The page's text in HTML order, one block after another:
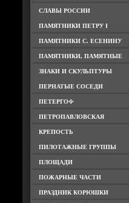
СЛАВЫ РОССИИ
ПАМЯТНИКИ ПЕТРУ I
ПАМЯТНИКИ С. ЕСЕНИНУ
ПАМЯТНИКИ, ПАМЯТНЫЕ
ЗНАКИ И СКУЛЬПТУРЫ
ПЕРНАТЫЕ СОСЕДИ
ПЕТЕРГОФ
ПЕТРОПАВЛОВСКАЯ
КРЕПОСТЬ
ПИЛОТАЖНЫЕ ГРУППЫ
ПЛОЩАДИ
ПОЖАРНЫЕ ЧАСТИ
ПРАЗДНИК КОРЮШКИ